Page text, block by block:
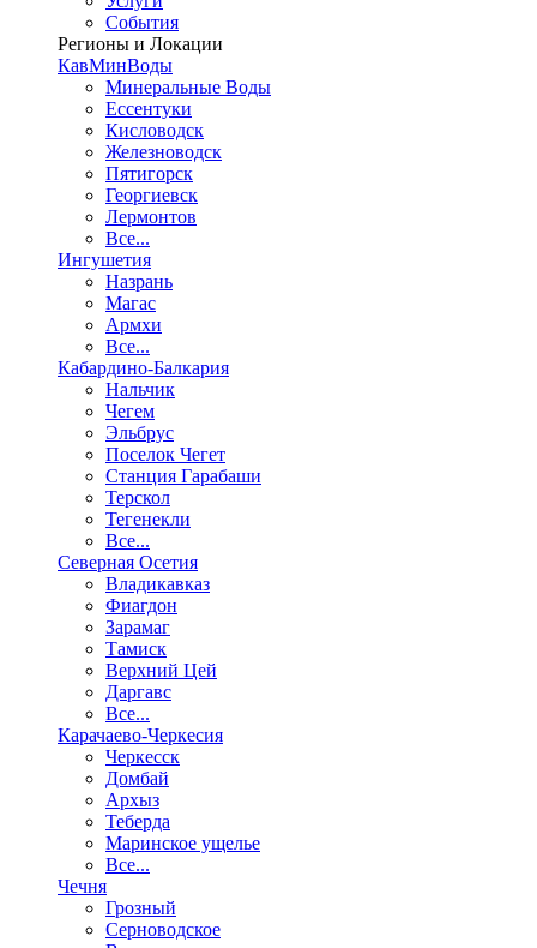
События
Регионы и Локации
КавМинВоды
Минеральные Воды
Ессентуки
Кисловодск
Железноводск
Пятигорск
Георгиевск
Лермонтов
Все...
Ингушетия
Назрань
Магас
Армхи
Все...
Кабардино-Балкария
Нальчик
Чегем
Эльбрус
Поселок Чегет
Станция Гарабаши
Терскол
Тегенекли
Все...
Северная Осетия
Владикавказ
Фиагдон
Зарамаг
Тамиск
Верхний Цей
Даргавс
Все...
Карачаево-Черкесия
Черкесск
Домбай
Архыз
Теберда
Маринское ущелье
Все...
Чечня
Грозный
Серноводское